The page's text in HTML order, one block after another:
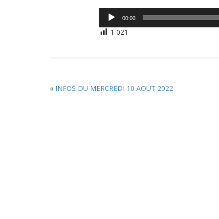
Lecteur
audio
00:00
1 021
« INFOS DU MERCREDI 10 AOUT 2022